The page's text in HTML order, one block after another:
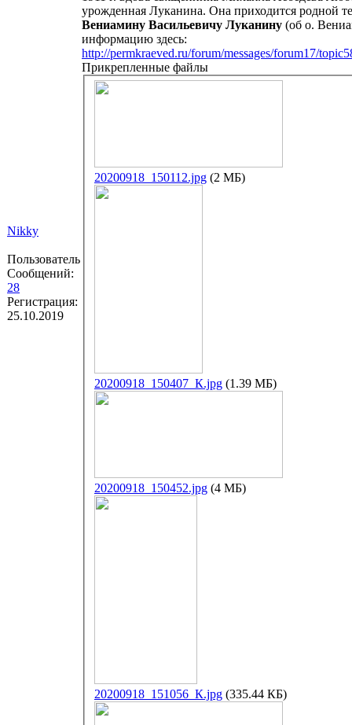
Nikky
Пользователь
Сообщений:
28
Регистрация:
25.10.2019
урожденная Луканина. Она приходится родной
Вениамину Васильевичу Луканину (об о.
информацию здесь:
http://permkraeved.ru/forum/messages/forum17/
Прикрепленные файлы
20200918_150112.jpg (2 МБ)
20200918_150407_К.jpg (1.39 МБ)
20200918_150452.jpg (4 МБ)
20200918_151056_К.jpg (335.44 КБ)